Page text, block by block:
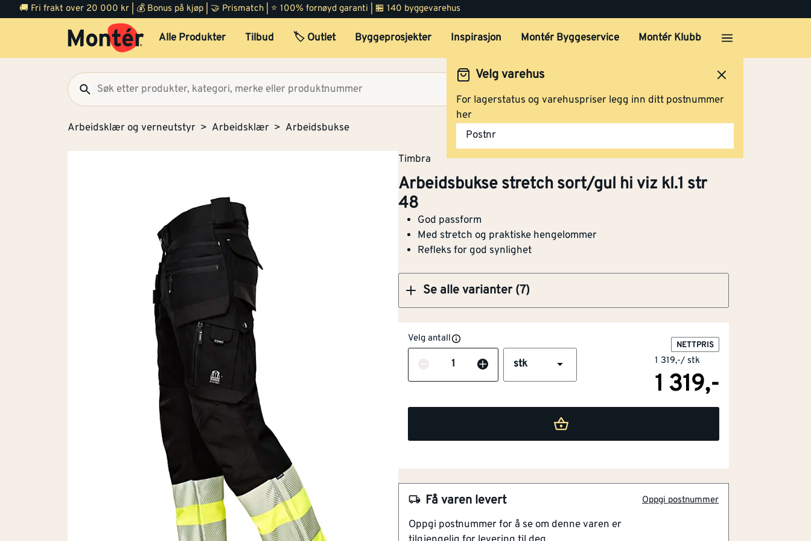
🚚 Fri frakt over 20 000 kr | 💰 Bonus på kjøp | 🤝 Prismatch | ⭐ 100% fornøyd garanti | 🏪 140 byggevarehus
Alle Produkter Tilbud 🏷️ Outlet Byggeprosjekter Inspirasjon Montér Byggeservice Montér Klubb
Velg varehus
For lagerstatus og varehuspriser legg inn ditt postnummer
her
Postnr
Arbeidsklær og verneutstyr Arbeidsklær Arbeidsbukse
Timbra
Arbeidsbukse stretch sort/gul hi viz kl.1 str
48
God passform
Med stretch og praktiske hengelommer
Refleks for god synlighet
Se alle varianter (7)
hi viz kl.1 str 56
Arbeidsbukse stretch sort/gul
hi viz kl.2 str 58
Klikk og hent
hi viz kl.1 str 48
Velg antall
Antall stk
NETTPRIS
1 319,-/ stk
1 319,-
Få varen levert Oppgi postnummer
Oppgi postnummer for å se om denne varen er
Med stretch og praktiske hengelommer